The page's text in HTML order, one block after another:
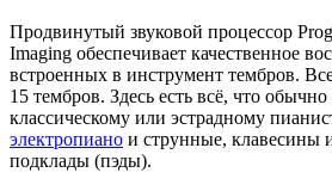
Продвинутый звуковой процессор
Imaging обеспечивает качественное
встроенных в инструмент тембров.
15 тембров. Здесь есть всё, что
классическому или эстрадному
электропиано и струнные, клавесины
подклады (пэды).